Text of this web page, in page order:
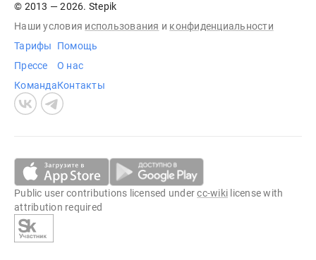
© 2013 — 2026. Stepik
Наши условия использования и конфиденциальности
Тарифы
Прессе
Команда
Помощь
О нас
Контакты
Public user contributions licensed undercc-wiki license with
attribution required